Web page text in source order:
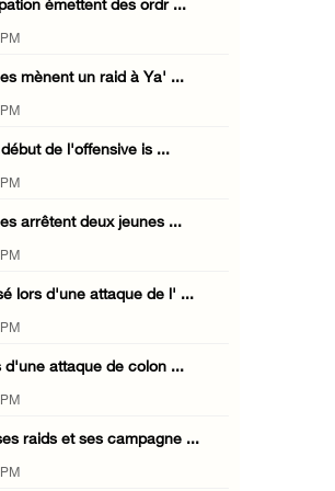
émettent des ordr ...
mènent un raid à Ya' ...
de l'offensive is ...
arrêtent deux jeunes ...
lors d'une attaque de l' ...
d'une attaque de colon ...
raids et ses campagne ...